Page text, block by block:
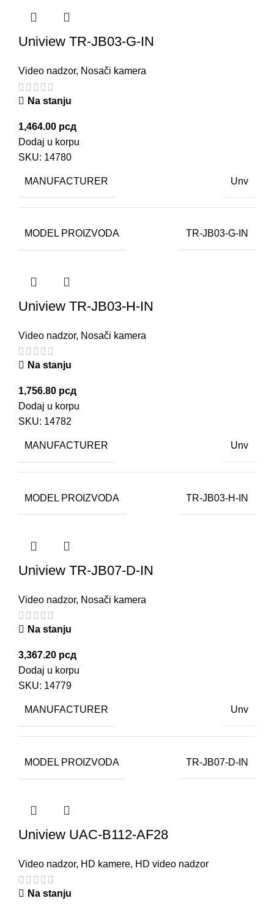
Uniview TR-JB03-G-IN
Video nadzor, Nosači kamera
Na stanju
1,464.00 рсд
Dodaj u korpu
SKU: 14780
MANUFACTURER Unv
MODEL PROIZVODA TR-JB03-G-IN
Uniview TR-JB03-H-IN
Video nadzor, Nosači kamera
Na stanju
1,756.80 рсд
Dodaj u korpu
SKU: 14782
MANUFACTURER Unv
MODEL PROIZVODA TR-JB03-H-IN
Uniview TR-JB07-D-IN
Video nadzor, Nosači kamera
Na stanju
3,367.20 рсд
Dodaj u korpu
SKU: 14779
MANUFACTURER Unv
MODEL PROIZVODA TR-JB07-D-IN
Uniview UAC-B112-AF28
Video nadzor, HD kamere, HD video nadzor
Na stanju